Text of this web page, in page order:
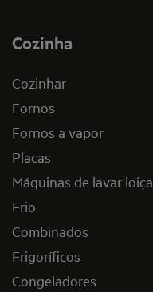
Cozinha
Cozinhar
Fornos
Fornos a vapor
Placas
Máquinas de lavar loiça
Frio
Combinados
Frigoríficos
Congeladores